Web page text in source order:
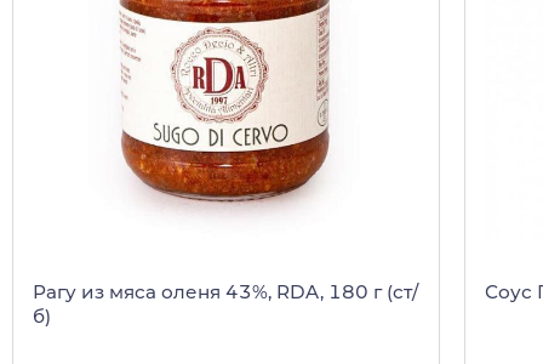
Рагу из мяса оленя 43%, RDA, 180 г (ст/
б)
Соус